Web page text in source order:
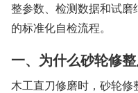
整参数、检测数据和试磨
的标准化自检流程。
一、为什么砂轮修
木工直刀修磨时，砂轮